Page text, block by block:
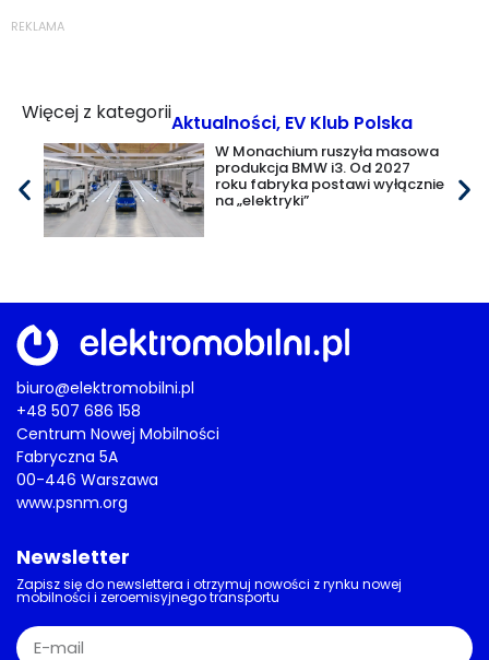
REKLAMA
Więcej z kategoriiAktualności, EV Klub Polska
W Monachium ruszyła masowa
produkcja BMW i3. Od 2027
roku fabryka postawi wyłącznie
na „elektryki”
biuro@elektromobilni.pl
+48 507 686 158
Centrum Nowej Mobilności
Fabryczna 5A
00-446 Warszawa
www.psnm.org
Newsletter
Zapisz się do newslettera i otrzymuj nowości z rynku nowej
mobilności i zeroemisyjnego transportu